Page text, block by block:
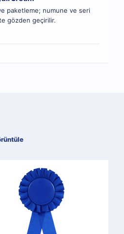
paketleme; numune ve seri
gözden geçirilir.